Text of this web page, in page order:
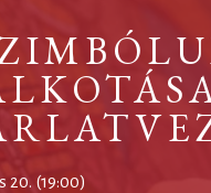
20. (19:00)